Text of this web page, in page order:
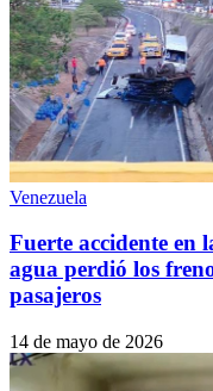
Venezuela
Fuerte accidente en
agua perdió los
pasajeros
14 de mayo de 2026